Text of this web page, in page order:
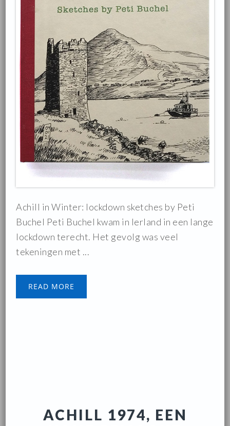
Achill in Winter: lockdown sketches by Peti
Buchel Peti Buchel kwam in Ierland in een lange
lockdown terecht. Het gevolg was veel
tekeningen met ...
READ MORE
ACHILL 1974, EEN